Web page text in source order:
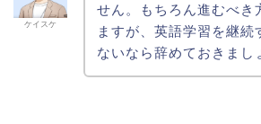
ケイスケ
せん。もちろん進むべき
ますが、英語学習を継続
ないなら辞めておきまし